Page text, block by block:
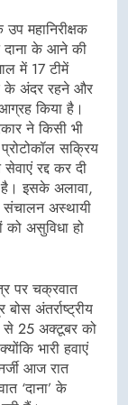
महानिरीक्षक
दाना के आने की
में 17 टीमें
के अंदर रहने और
किया है।
ने किसी भी
सक्रिय
रद्द कर दी
इसके अलावा,
संचालन अस्थायी
असुविधा हो
पर चक्रवात
अंतर्राष्ट्रीय
से 25 अक्टूबर को
भारी हवाएं
आज रात
‘दाना’ के